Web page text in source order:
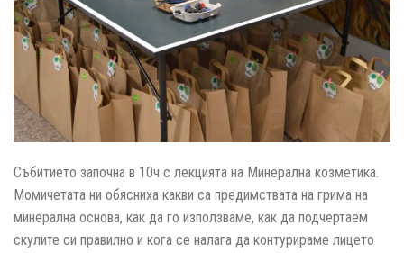
Събитието започна в 10ч с лекцията на Минерална козметика.
Момичетата ни обясниха какви са предимствата на грима на
минерална основа, как да го използваме, как да подчертаем
скулите си правилно и кога се налага да контурираме лицето